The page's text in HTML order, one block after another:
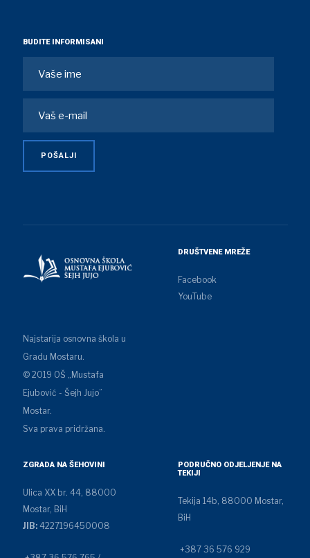
BUDITE INFORMISANI
Najstarija osnovna škola u
Gradu Mostaru.
© 2019 OŠ „Mustafa
Ejubović - Šejh Jujo”
Mostar.
Sva prava pridržana.
DRUŠTVENE MREŽE
Facebook
YouTube
ZGRADA NA ŠEHOVINI
Ulica XX br. 44, 88000
Mostar, BiH
JIB:4227196450008
PODRUČNO ODJELJENJE NA
TEKIJI
Tekija 14b, 88000 Mostar,
BiH
+387 36 576 929